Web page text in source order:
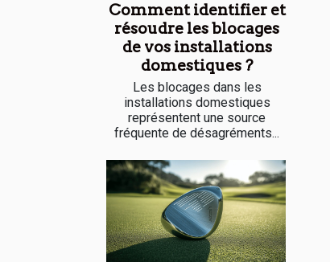
Comment identifier et
résoudre les blocages
de vos installations
domestiques ?
Les blocages dans les
installations domestiques
représentent une source
fréquente de désagréments...